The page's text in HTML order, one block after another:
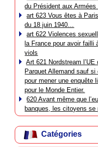
du Président aux Armées
art 623 Vous êtes à
du 18 juin 1940…
art 622 Violences
la France pour avoir failli
viols
Art 621 Nordstream
Parquet Allemand sauf
pour mener une enquête
pour le Monde Entier.
620 Avant même que
banques, les citoyens
Catégories